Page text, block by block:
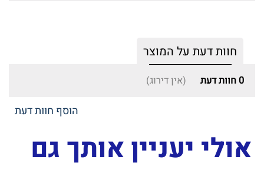
חוות דעת על המוצר
0 חוות דעת (אין דירוג)
הוסף חוות דעת
אולי יעניין אותך גם